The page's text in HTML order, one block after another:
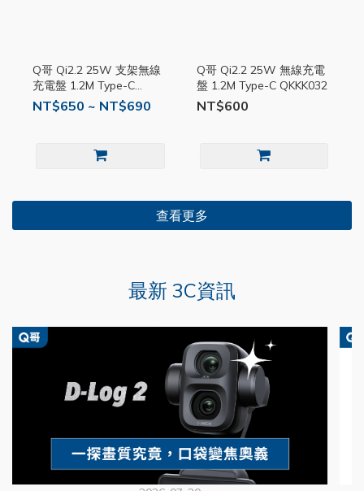
Q哥 Qi2.2 25W 支架無線
充電盤 1.2M Type-C
QKKK033
NT$650 ~ NT$690
Q哥 Qi2.2 25W 無線充電
盤 1.2M Type-C QKKK032
NT$600
查看更多
最新 3C資訊